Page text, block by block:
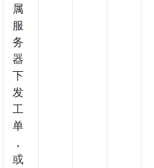
属
服
务
器
下
发
工
单
，
或